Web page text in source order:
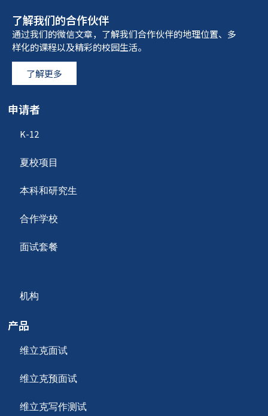
了解我们的合作伙伴
通过我们的微信文章，了解我们合作伙伴的地理位置、多
样化的课程以及精彩的校园生活。
了解更多
申请者
K-12
夏校项目
本科和研究生
合作学校
面试套餐
机构
产品
维立克面试
维立克预面试
维立克写作测试